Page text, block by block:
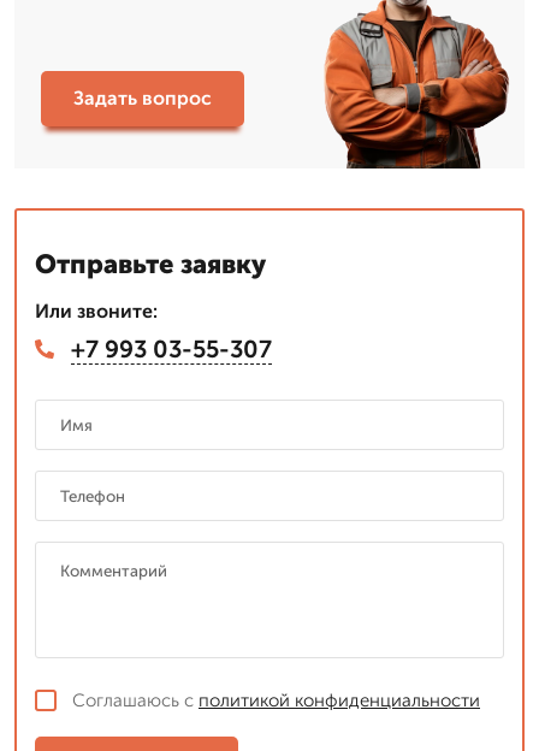
Задать вопрос
Отправьте заявку
Или звоните:
+7 993 03-55-307
Соглашаюсь с политикой конфиденциальности